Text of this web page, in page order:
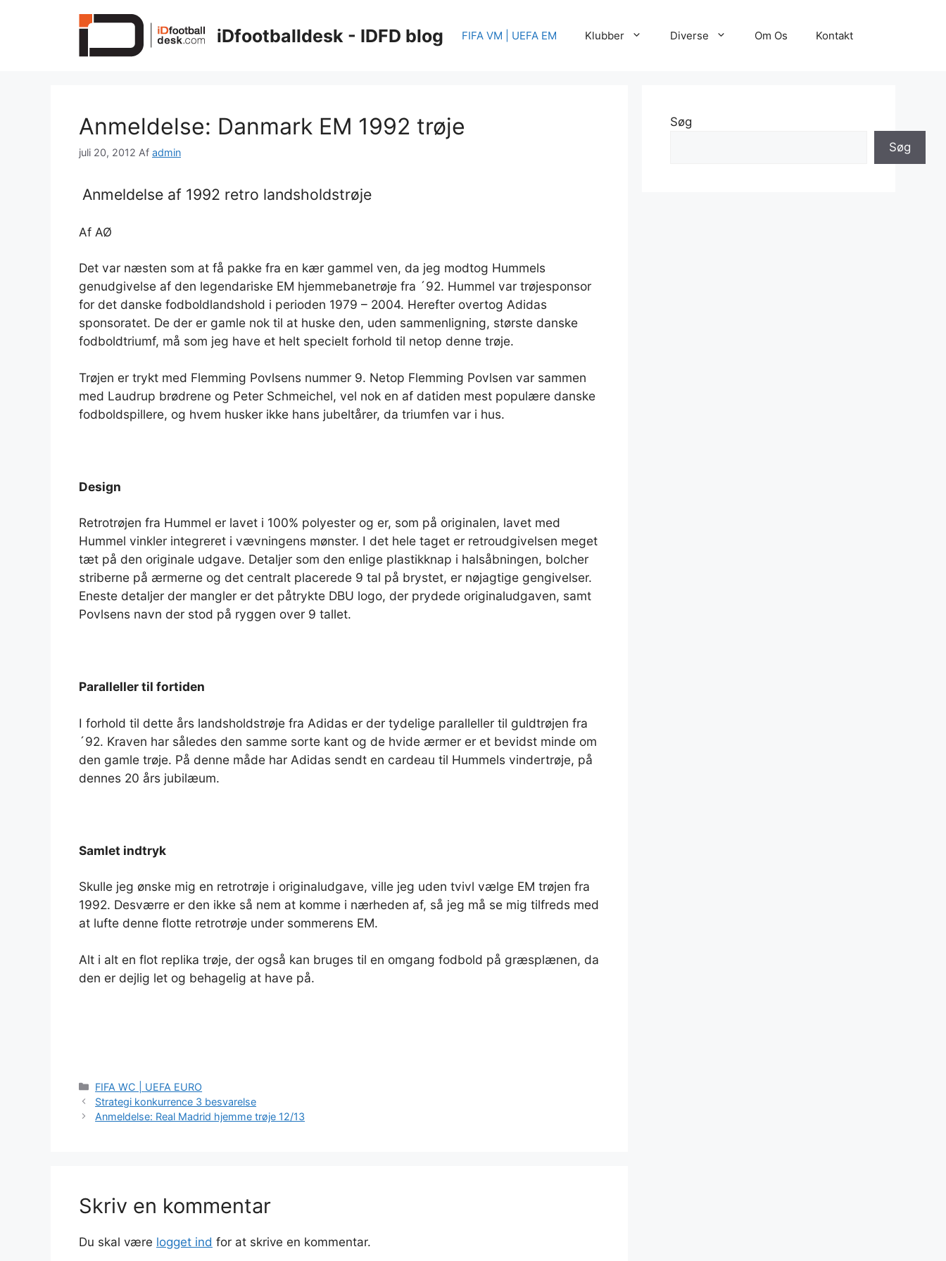
iDfootballdesk - IDFD blog FIFA VM | UEFA EM Klubber Diverse Om Os Kontakt
Anmeldelse: Danmark EM 1992 trøje
juli 20, 2012 Af admin
Anmeldelse af 1992 retro landsholdstrøje
Af AØ
Det var næsten som at få pakke fra en kær gammel ven, da jeg modtog Hummels
genudgivelse af den legendariske EM hjemmebanetrøje fra ´92. Hummel var trøjesponsor
for det danske fodboldlandshold i perioden 1979 – 2004. Herefter overtog Adidas
sponsoratet. De der er gamle nok til at huske den, uden sammenligning, største danske
fodboldtriumf, må som jeg have et helt specielt forhold til netop denne trøje.
Trøjen er trykt med Flemming Povlsens nummer 9. Netop Flemming Povlsen var sammen
med Laudrup brødrene og Peter Schmeichel, vel nok en af datiden mest populære danske
fodboldspillere, og hvem husker ikke hans jubeltårer, da triumfen var i hus.
Design
Retrotrøjen fra Hummel er lavet i 100% polyester og er, som på originalen, lavet med
Hummel vinkler integreret i vævningens mønster. I det hele taget er retroudgivelsen meget
tæt på den originale udgave. Detaljer som den enlige plastikknap i halsåbningen, bolcher
striberne på ærmerne og det centralt placerede 9 tal på brystet, er nøjagtige gengivelser.
Eneste detaljer der mangler er det påtrykte DBU logo, der prydede originaludgaven, samt
Povlsens navn der stod på ryggen over 9 tallet.
Paralleller til fortiden
I forhold til dette års landsholdstrøje fra Adidas er der tydelige paralleller til guldtrøjen fra
´92. Kraven har således den samme sorte kant og de hvide ærmer er et bevidst minde om
den gamle trøje. På denne måde har Adidas sendt en cardeau til Hummels vindertrøje, på
dennes 20 års jubilæum.
Samlet indtryk
Skulle jeg ønske mig en retrotrøje i originaludgave, ville jeg uden tvivl vælge EM trøjen fra
1992. Desværre er den ikke så nem at komme i nærheden af, så jeg må se mig tilfreds med
at lufte denne flotte retrotrøje under sommerens EM.
Alt i alt en flot replika trøje, der også kan bruges til en omgang fodbold på græsplænen, da
den er dejlig let og behagelig at have på.
Kategorier
FIFA WC | UEFA EURO
Strategi konkurrence 3 besvarelse
Anmeldelse: Real Madrid hjemme trøje 12/13
Skriv en kommentar
Du skal være logget ind for at skrive en kommentar.
Søg
Søg